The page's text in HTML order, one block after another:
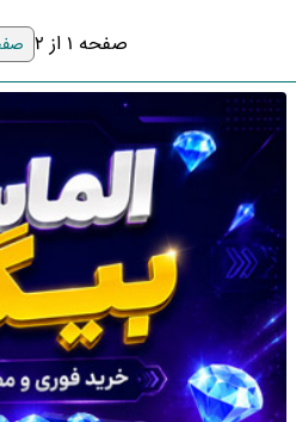
صفحه 1 از 2